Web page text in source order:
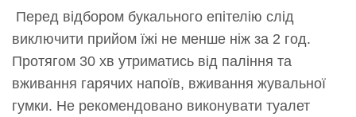
Перед відбором букального епітелію слід
виключити прийом їжі не менше ніж за 2 год.
Протягом 30 хв утриматись від паління та
вживання гарячих напоїв, вживання жувальної
гумки. Не рекомендовано виконувати туалет